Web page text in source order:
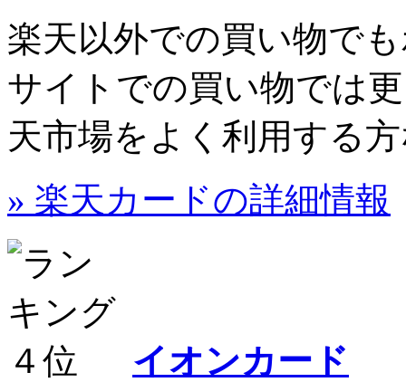
楽天以外での買い物で
サイトでの買い物では
天市場をよく利用する
» 楽天カードの詳細情報
イオンカード